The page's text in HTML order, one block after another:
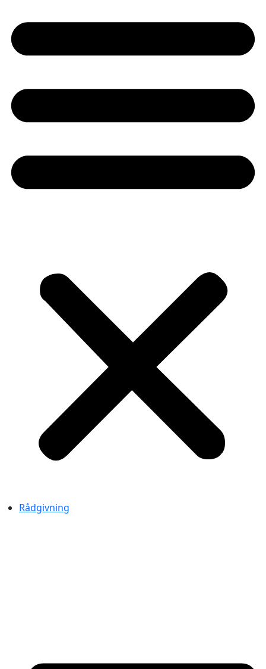
Rådgivning